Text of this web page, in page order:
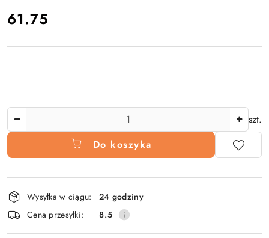
cena:
61.75
szt.
Do koszyka
Dostępność
i
dostawa
Wysyłka w ciągu:
24 godziny
Cena przesyłki:
8.5